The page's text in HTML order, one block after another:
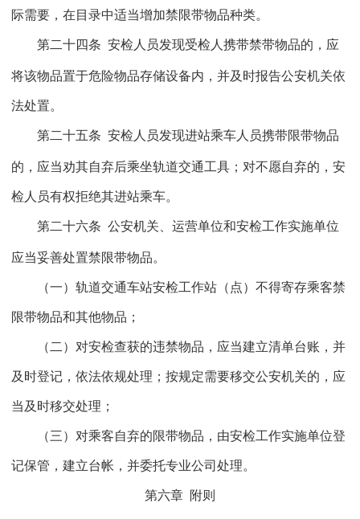
际需要，在目录中适当增加禁限带物品种类。
第二十四条 安检人员发现受检人携带禁带物品的，应
将该物品置于危险物品存储设备内，并及时报告公安机关依
法处置。
第二十五条 安检人员发现进站乘车人员携带限带物品
的，应当劝其自弃后乘坐轨道交通工具；对不愿自弃的，安
检人员有权拒绝其进站乘车。
第二十六条 公安机关、运营单位和安检工作实施单位
应当妥善处置禁限带物品。
（一）轨道交通车站安检工作站（点）不得寄存乘客禁
限带物品和其他物品；
（二）对安检查获的违禁物品，应当建立清单台账，并
及时登记，依法依规处理；按规定需要移交公安机关的，应
当及时移交处理；
（三）对乘客自弃的限带物品，由安检工作实施单位登
记保管，建立台帐，并委托专业公司处理。
第六章 附则